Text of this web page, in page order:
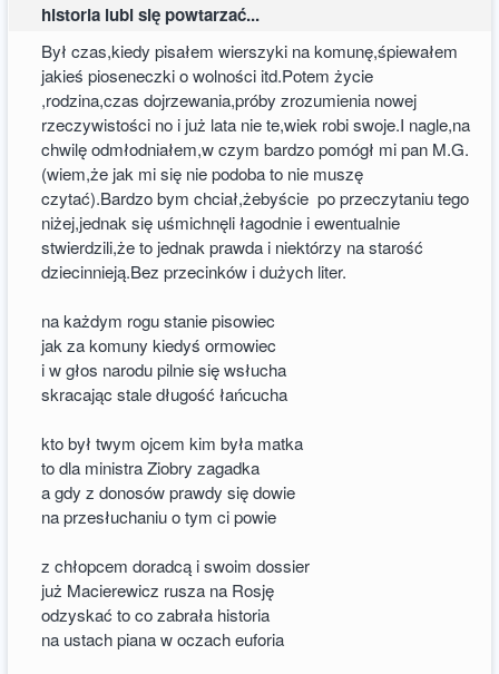
historia lubi się powtarzać...
Był czas,kiedy pisałem wierszyki na komunę,śpiewałem
jakieś pioseneczki o wolności itd.Potem życie
,rodzina,czas dojrzewania,próby zrozumienia nowej
rzeczywistości no i już lata nie te,wiek robi swoje.I nagle,na
chwilę odmłodniałem,w czym bardzo pomógł mi pan M.G.
(wiem,że jak mi się nie podoba to nie muszę
czytać).Bardzo bym chciał,żebyście po przeczytaniu tego
niżej,jednak się uśmichnęli łagodnie i ewentualnie
stwierdzili,że to jednak prawda i niektórzy na starość
dziecinnieją.Bez przecinków i dużych liter.
na każdym rogu stanie pisowiec
jak za komuny kiedyś ormowiec
i w głos narodu pilnie się wsłucha
skracając stale długość łańcucha
kto był twym ojcem kim była matka
to dla ministra Ziobry zagadka
a gdy z donosów prawdy się dowie
na przesłuchaniu o tym ci powie
z chłopcem doradcą i swoim dossier
już Macierewicz rusza na Rosję
odzyskać to co zabrała historia
na ustach piana w oczach euforia